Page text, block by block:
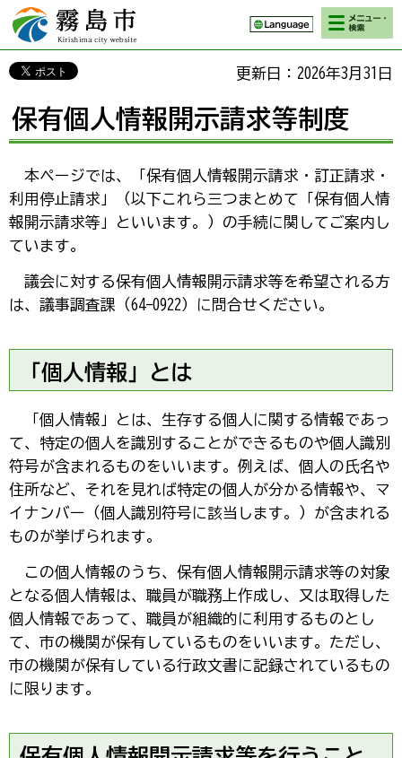
霧島市 Kirishima
city website
検索・メニ
ュー
更新日：2026年3月31日
保有個人情報開示請求等制度
本ページでは、「保有個人情報開示請求・訂正請求・
利用停止請求」（以下これら三つまとめて「保有個人情
報開示請求等」といいます。）の手続に関してご案内し
ています。
議会に対する保有個人情報開示請求等を希望される方
は、議事調査課（64-0922）に問合せください。
「個人情報」とは
個人情報」とは、生存する個人に関する情報であっ
て、特定の個人を識別することができるものや個人識別
符号が含まれるものをいいます。例えば、個人の氏名や
住所など、それを見れば特定の個人が分かる情報や、マ
イナンバー（個人識別符号に該当します。）が含まれる
ものが挙げられます。
こ の個人情報のうち、保有個人情報開示請求等の対象
となる個人情報は、職員が職務上作成し、又は取得した
個人情報であって、職員が組織的に利用するものとし
て、市の機関が保有しているものをいいます。ただし、
市の機関が保有している行政文書に記録されているもの
に限ります。